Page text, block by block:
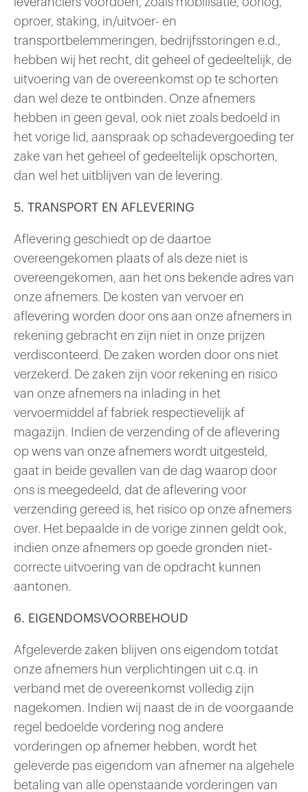
oproer, staking, in/uitvoer- en
transportbelemmeringen, bedrijfsstoringen e.d.,
hebben wij het recht, dit geheel of gedeeltelijk, de
uitvoering van de overeenkomst op te schorten
dan wel deze te ontbinden. Onze afnemers
hebben in geen geval, ook niet zoals bedoeld in
het vorige lid, aanspraak op schadevergoeding ter
zake van het geheel of gedeeltelijk opschorten,
dan wel het uitblijven van de levering.
5. TRANSPORT EN AFLEVERING
Aflevering geschiedt op de daartoe
overeengekomen plaats of als deze niet is
overeengekomen, aan het ons bekende adres van
onze afnemers. De kosten van vervoer en
aflevering worden door ons aan onze afnemers in
rekening gebracht en zijn niet in onze prijzen
verdisconteerd. De zaken worden door ons niet
verzekerd. De zaken zijn voor rekening en risico
van onze afnemers na inlading in het
vervoermiddel af fabriek respectievelijk af
magazijn. Indien de verzending of de aflevering
op wens van onze afnemers wordt uitgesteld,
gaat in beide gevallen van de dag waarop door
ons is meegedeeld, dat de aflevering voor
verzending gereed is, het risico op onze afnemers
over. Het bepaalde in de vorige zinnen geldt ook,
indien onze afnemers op goede gronden niet-
correcte uitvoering van de opdracht kunnen
aantonen.
6. EIGENDOMSVOORBEHOUD
Afgeleverde zaken blijven ons eigendom totdat
onze afnemers hun verplichtingen uit c.q. in
verband met de overeenkomst volledig zijn
nagekomen. Indien wij naast de in de voorgaande
regel bedoelde vordering nog andere
vorderingen op afnemer hebben, wordt het
geleverde pas eigendom van afnemer na algehele
betaling van alle openstaande vorderingen van